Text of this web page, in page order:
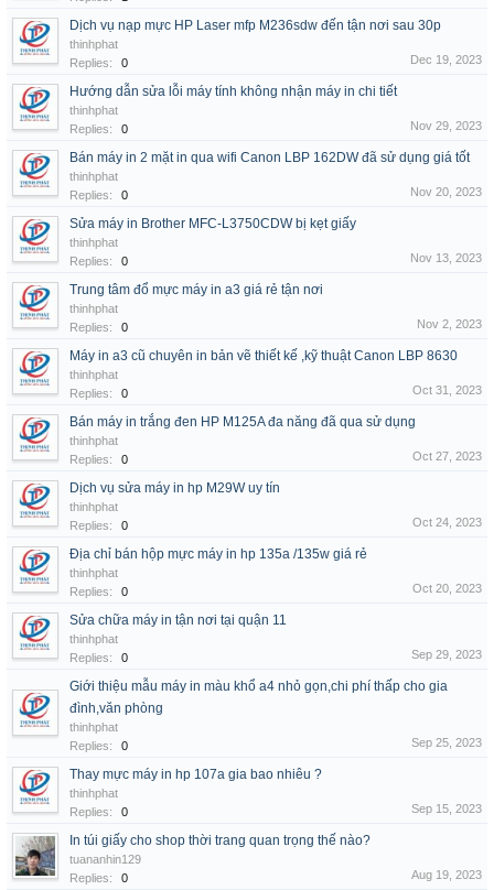
Dịch vụ nạp mực HP Laser mfp M236sdw đến tận nơi sau 30p
thinhphat
Replies:
0 Dec 19, 2023
Hướng dẫn sửa lỗi máy tính không nhận máy in chi tiết
thinhphat
Replies:
0 Nov 29, 2023
Bán máy in 2 mặt in qua wifi Canon LBP 162DW đã sử dụng giá tốt
thinhphat
Replies:
0 Nov 20, 2023
Sửa máy in Brother MFC-L3750CDW bị kẹt giấy
thinhphat
Replies:
0 Nov 13, 2023
Trung tâm đổ mực máy in a3 giá rẻ tận nơi
thinhphat
Replies:
0 Nov 2, 2023
Máy in a3 cũ chuyên in bản vẽ thiết kế ,kỹ thuật Canon LBP 8630
thinhphat
Replies:
0 Oct 31, 2023
Bán máy in trắng đen HP M125A đa năng đã qua sử dụng
thinhphat
Replies:
0 Oct 27, 2023
Dịch vụ sửa máy in hp M29W uy tín
thinhphat
Replies:
0 Oct 24, 2023
Địa chỉ bán hộp mực máy in hp 135a /135w giá rẻ
thinhphat
Replies:
0 Oct 20, 2023
Sửa chữa máy in tận nơi tại quận 11
thinhphat
Replies:
0 Sep 29, 2023
Giới thiệu mẫu máy in màu khổ a4 nhỏ gọn,chi phí thấp cho gia
đình,văn phòng
thinhphat
Replies:
0 Sep 25, 2023
Thay mực máy in hp 107a gia bao nhiêu ?
thinhphat
Replies:
0 Sep 15, 2023
In túi giấy cho shop thời trang quan trọng thế nào?
tuananhin129
Replies:
0 Aug 19, 2023